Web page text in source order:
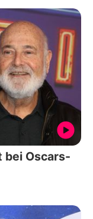
bei Oscars-